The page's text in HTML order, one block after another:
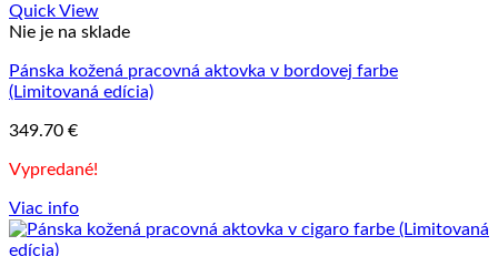
Quick View
Nie je na sklade
Pánska kožená pracovná aktovka v bordovej farbe
(Limitovaná edícia)
349.70 €
Vypredané!
Viac info